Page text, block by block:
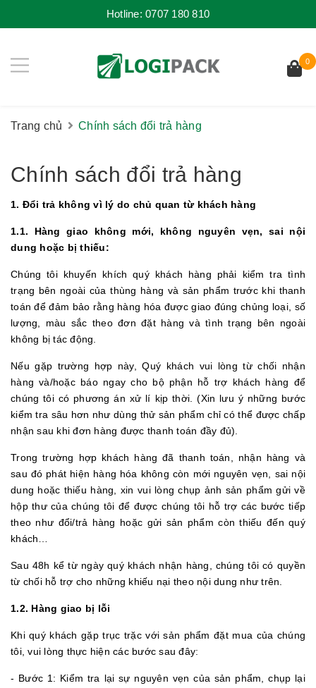
Hotline:0707 180 810
0
Trang chủ Chính sách đổi trả hàng
Chính sách đổi trả hàng
1. Đổi trả không vì lý do chủ quan từ khách hàng
1.1. Hàng giao không mới, không nguyên vẹn, sai nội
dung hoặc bị thiếu:
Chúng tôi khuyến khích quý khách hàng phải kiểm tra tình
trạng bên ngoài của thùng hàng và sản phẩm trước khi thanh
toán để đảm bảo rằng hàng hóa được giao đúng chủng loại, số
lượng, màu sắc theo đơn đặt hàng và tình trạng bên ngoài
không bị tác động.
Nếu gặp trường hợp này, Quý khách vui lòng từ chối nhận
hàng và/hoặc báo ngay cho bộ phận hỗ trợ khách hàng để
chúng tôi có phương án xử lí kịp thời. (Xin lưu ý những bước
kiểm tra sâu hơn như dùng thử sản phẩm chỉ có thể được chấp
nhận sau khi đơn hàng được thanh toán đầy đủ).
Trong trường hợp khách hàng đã thanh toán, nhận hàng và
sau đó phát hiện hàng hóa không còn mới nguyên vẹn, sai nội
dung hoặc thiếu hàng, xin vui lòng chụp ảnh sản phẩm gửi về
hộp thư của chúng tôi để được chúng tôi hỗ trợ các bước tiếp
theo như đổi/trả hàng hoặc gửi sản phẩm còn thiếu đến quý
khách…
Sau 48h kể từ ngày quý khách nhận hàng, chúng tôi có quyền
từ chối hỗ trợ cho những khiếu nại theo nội dung như trên.
1.2. Hàng giao bị lỗi
Khi quý khách gặp trục trặc với sản phẩm đặt mua của chúng
tôi, vui lòng thực hiện các bước sau đây:
- Bước 1: Kiểm tra lại sự nguyên vẹn của sản phẩm, chụp lại